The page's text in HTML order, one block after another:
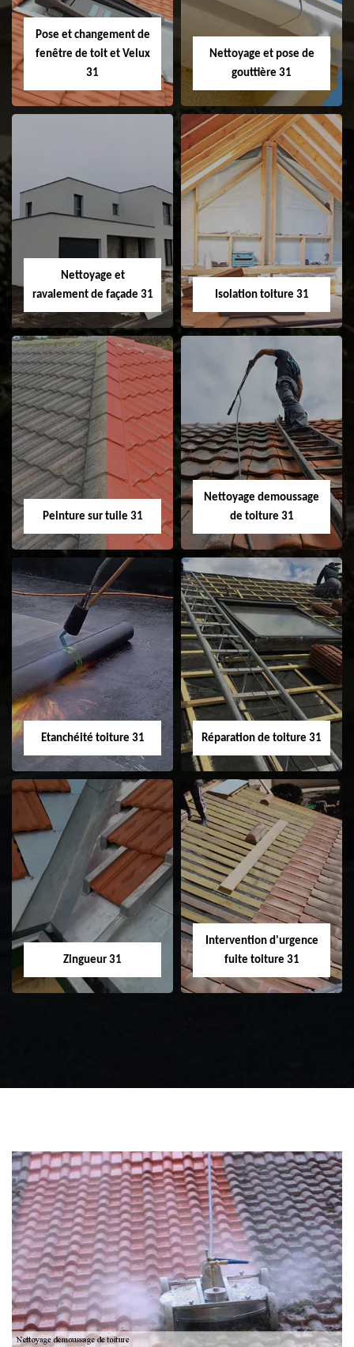
31
Pose et changement de
fenêtre de toit et Velux
31
Pose et
changement de
fenêtre de toit et
Velux 31
Nettoyage et pose de
gouttière 31
Nettoyage et pose
Nettoyage et
ravalement de façade 31
Nettoyage et
ravalement de
façade 31
Isolation toiture 31
Isolation toiture 31
Peinture sur tuile 31
Peinture sur tuile
31
Nettoyage demoussage
de toiture 31
Nettoyage
demoussage de
toiture 31
Etanchéité toiture 31
Etanchéité toiture
31
Réparation de toiture 31
Réparation de
toiture 31
Zingueur 31
Intervention d'urgence
fuite toiture 31